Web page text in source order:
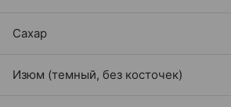
Сахар
Изюм (темный, без косточек)